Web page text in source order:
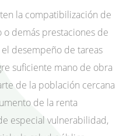
la compatibilización de
demás prestaciones de
desempeño de tareas
suficiente mano de obra
de la población cercana
de la renta
especial vulnerabilidad,